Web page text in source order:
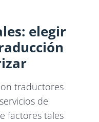
elegir
traductores
de
factores tales